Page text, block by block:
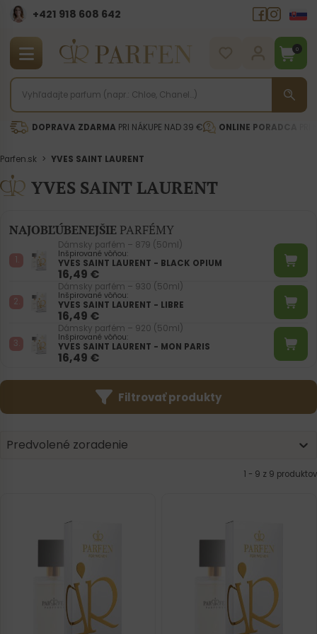
+421 918 608 642‬
0
DOPRAVA ZDARMA PRI NÁKUPE NAD 39 € ONLINE PORADCA
Parfen.sk > YVES SAINT LAURENT
YVES SAINT LAURENT
NAJOBĽÚBENEJŠIEPARFÉMY
Dámsky parfém – 879 (50ml)
Inšpirované vôňou:
YVES SAINT LAURENT - BLACK OPIUM
16,49 €
Dámsky parfém – 930 (50ml)
Inšpirované vôňou:
YVES SAINT LAURENT - LIBRE
16,49 €
Dámsky parfém – 920 (50ml)
Inšpirované vôňou:
YVES SAINT LAURENT - MON PARIS
16,49 €
Filtrovať produkty
Product | Sorting
Sort content
Predvolené zoradenie
Sort content
1 - 9 z 9 produktov